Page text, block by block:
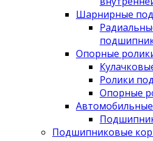
Шарнирные
Опорные
Ролики
Опорные
Подшипниковые